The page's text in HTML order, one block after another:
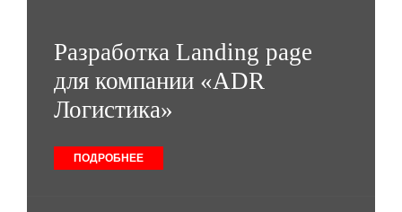
Разработка Landing page
для компании «ADR
Логистика»
ПОДРОБНЕЕ